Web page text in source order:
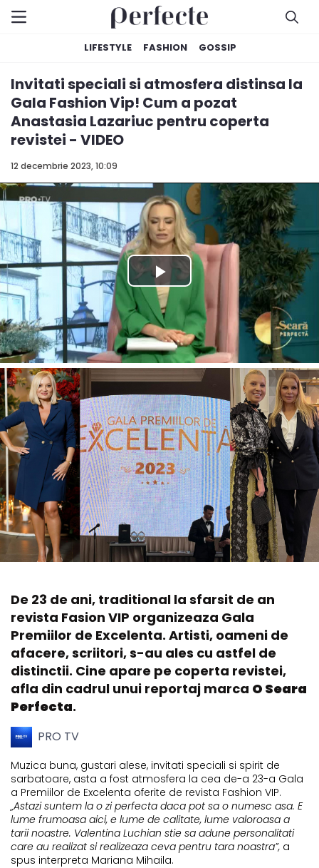
LIFESTYLE FASHION GOSSIP
12 decembrie 2023, 10:09
Invitati speciali si atmosfera distinsa la
Gala Fashion Vip! Cum a pozat
Anastasia Lazariuc pentru coperta
revistei - VIDEO
De 23 de ani, traditional la sfarsit de an
revista Fasion VIP organizeaza Gala
Premiilor de Excelenta. Artisti, oameni de
afacere, scriitori, s-au ales cu astfel de
distinctii. Cine apare pe coperta revistei,
afla din cadrul unui reportaj marca O Seara
Perfecta.
PRO TV
Muzica buna, gustari alese, invitati speciali si spirit de
sarbatoare, asta a fost atmosfera la cea de-a 23-a Gala
a Premiilor de Excelenta oferite de revista Fashion VIP.
„Astazi suntem la o zi perfecta daca pot sa o numesc asa. E
lume frumoasa aici, e lume de calitate, lume valoroasa a
tarii noastre. Valentina Luchian stie sa adune personalitati
care au realizat si realizeaza ceva pentru tara noastra”, a
spus interpreta Mariana Mihaila.